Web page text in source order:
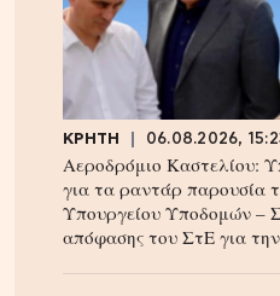
ΚΡΗΤΗ 06.08.2026,
Αεροδρόμιο Καστελίου:
για τα ραντάρ παρουσία
Υπουργείου Υποδομών –
απόφασης του ΣτΕ για